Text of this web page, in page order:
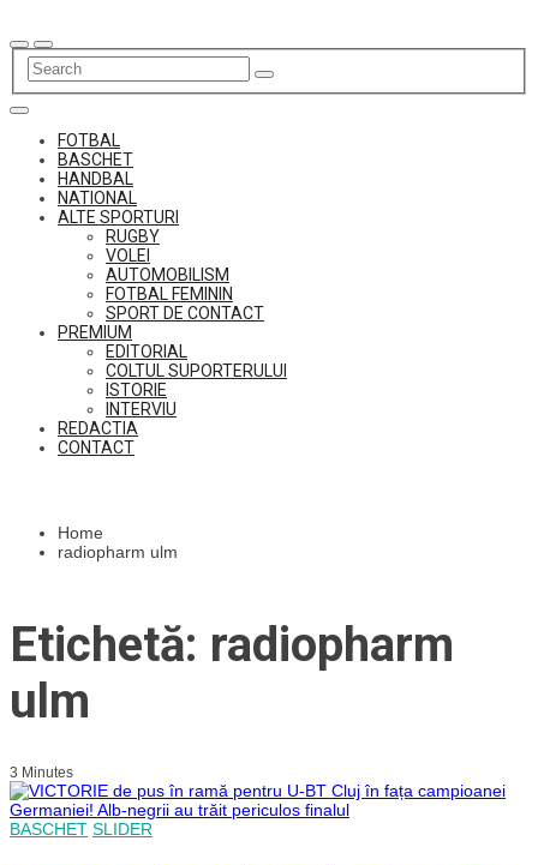
to
content
FOTBAL
BASCHET
HANDBAL
NATIONAL
ALTE SPORTURI
RUGBY
VOLEI
AUTOMOBILISM
FOTBAL FEMININ
SPORT DE CONTACT
PREMIUM
EDITORIAL
COLTUL SUPORTERULUI
ISTORIE
INTERVIU
REDACTIA
CONTACT
Home
radiopharm ulm
Etichetă: radiopharm
ulm
3 Minutes
BASCHET SLIDER